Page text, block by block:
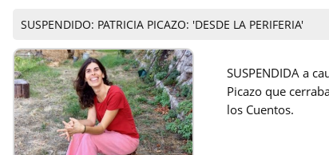
SUSPENDIDO: PATRICIA PICAZO: 'DESDE LA PERIFERIA'
SUSPENDIDA a
Picazo que
los Cuentos.